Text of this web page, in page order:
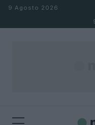
Salta al contenuto
9 Agosto 2026